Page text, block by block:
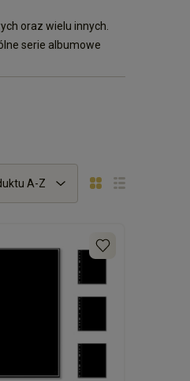
oraz wielu innych.
serie albumowe
A-Z